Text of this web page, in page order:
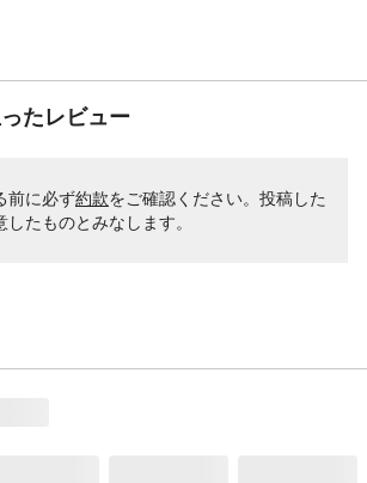
たレビュー
前に必ず約款をご確認ください。投稿した
たものとみなします。